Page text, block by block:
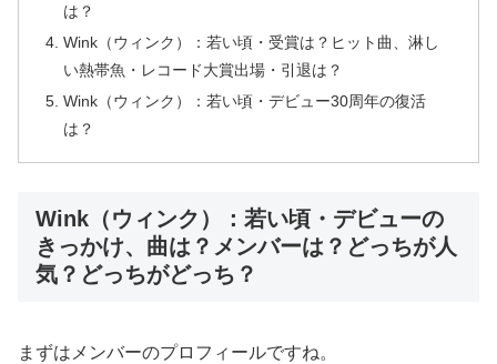
は？
Wink（ウィンク）：若い頃・受賞は？ヒット曲、淋し
い熱帯魚・レコード大賞出場・引退は？
Wink（ウィンク）：若い頃・デビュー30周年の復活
は？
Wink（ウィンク）：若い頃・デビューの
きっかけ、曲は？メンバーは？どっちが人
気？どっちがどっち？
まずはメンバーのプロフィールですね。